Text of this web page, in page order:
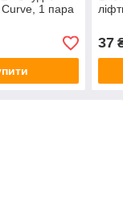
Curve, 1 пара
37